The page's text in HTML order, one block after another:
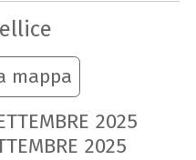
mappa
2025
2025